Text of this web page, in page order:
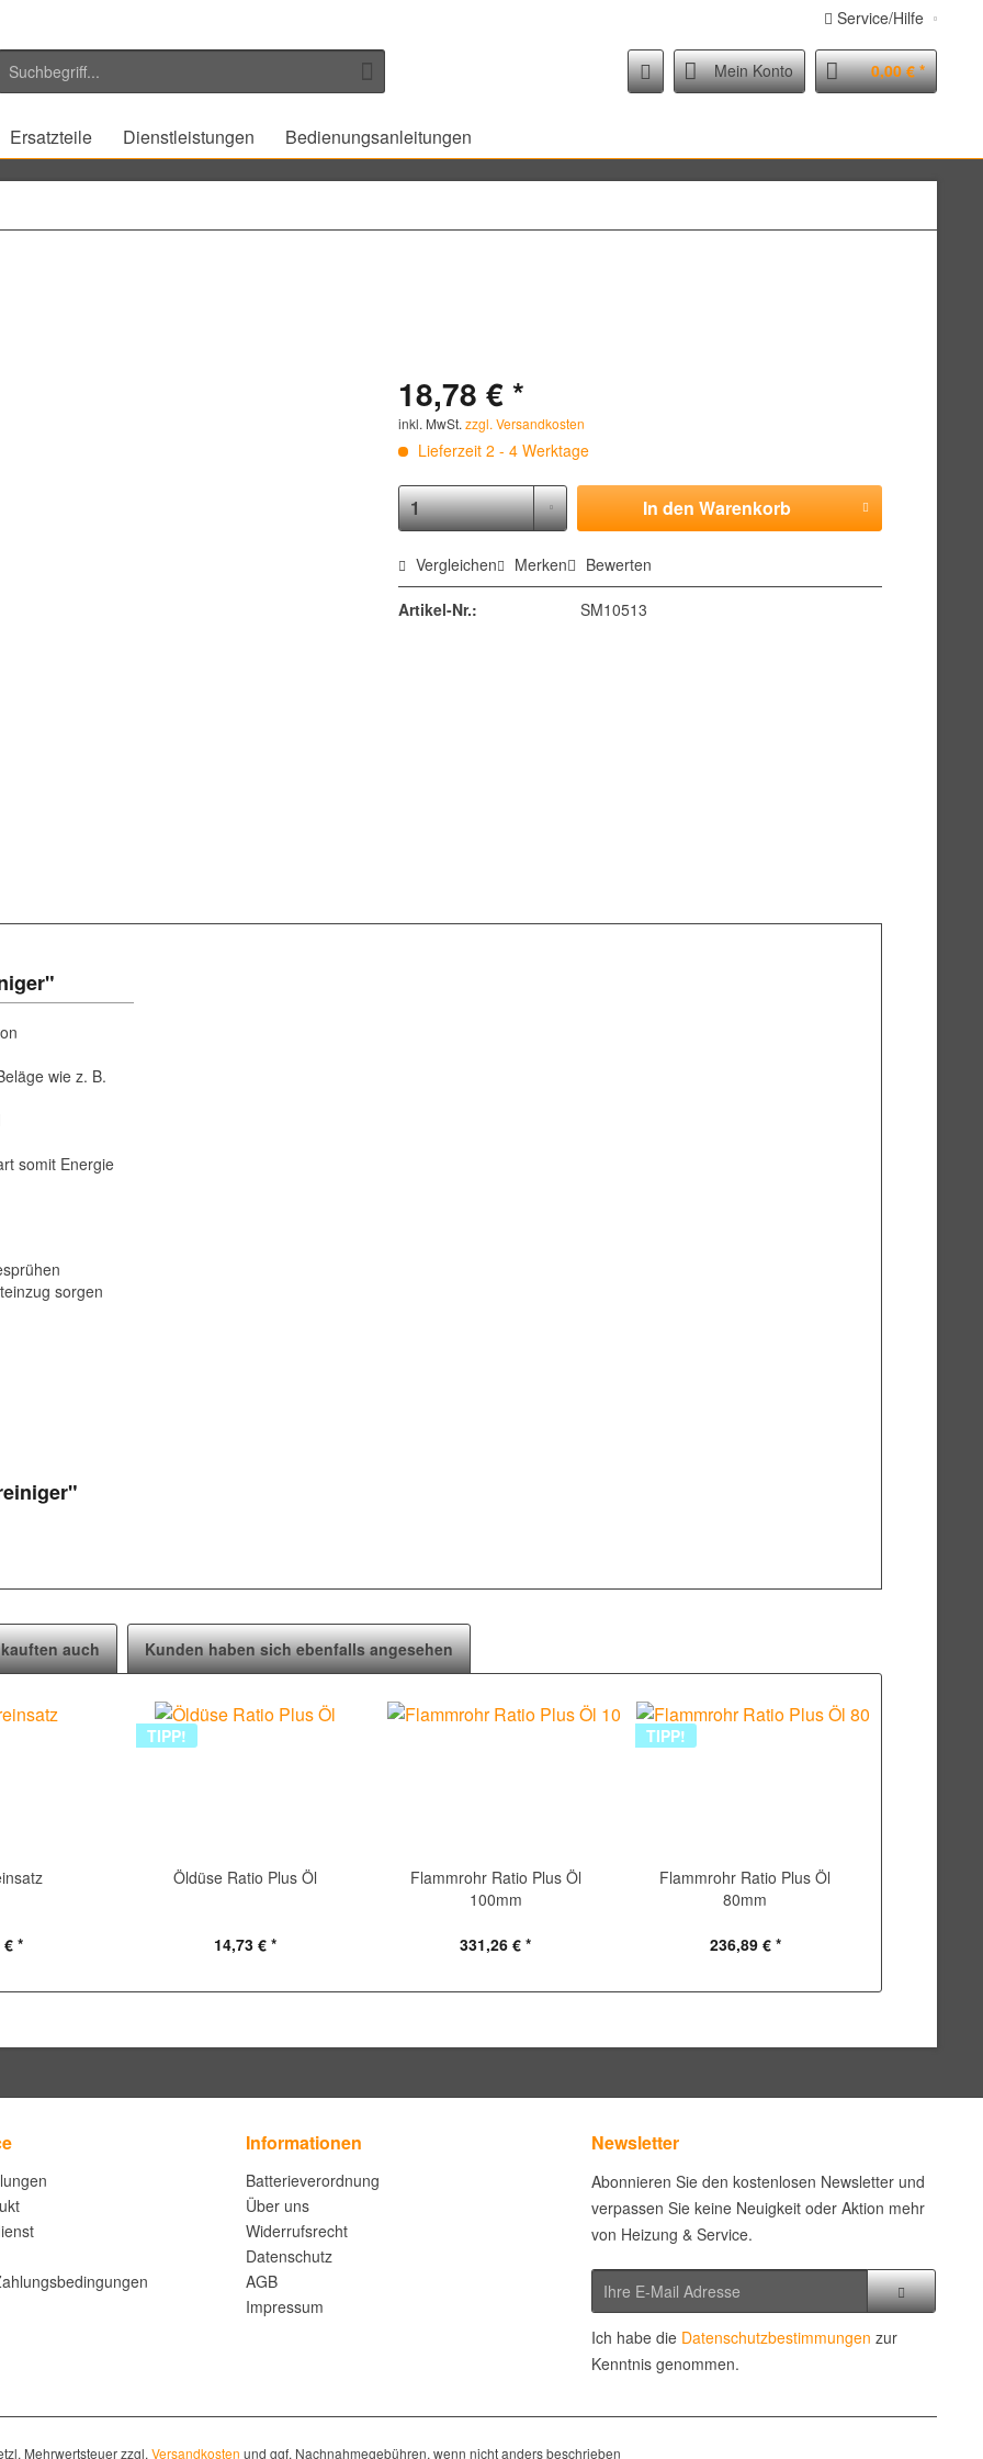
Service/Hilfe
Mein Konto 0,00 € *
Ersatzteile Dienstleistungen Bedienungsanleitungen
18,78 € *
inkl. MwSt.zzgl. Versandkosten
Lieferzeit 2 - 4 Werktage
In denWarenkorb
Vergleichen Merken Bewerten
Artikel-Nr.: SM10513
wie z. B.
somit Energie
sorgen
auch Kunden haben sich ebenfalls angesehen
€ *
TIPP!
Öldüse Ratio Plus Öl
14,73 € *
Flammrohr Ratio Plus Öl
100mm
331,26 € *
TIPP!
Flammrohr Ratio Plus Öl
80mm
236,89 € *
Informationen
Batterieverordnung
Über uns
Widerrufsrecht
Datenschutz
AGB
Impressum
Newsletter
Abonnieren Sie den kostenlosen Newsletter und
verpassen Sie keine Neuigkeit oder Aktion mehr
von Heizung & Service.
Ich habe die Datenschutzbestimmungen zur
Kenntnis genommen.
Mehrwertsteuer zzgl. Versandkosten und ggf. Nachnahmegebühren, wenn nicht anders beschrieben